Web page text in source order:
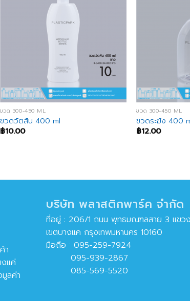
ขวด 300-450 ML
ขวดวัตสัน 400 ml
฿10.00
ขวด 300-450 ML
ขวดระฆัง 400
฿12.00
า
แค่
ลค่า
บริษัท พลาสติกพาร์ค จำกัด
ที่อยู่ : 206/1 ถนน พุทธมณฑลสาย 3 แขว
เขตบางแค กรุงเทพมหานคร 10160
มือถือ : 095-259-7924
095-939-2867
085-569-5520